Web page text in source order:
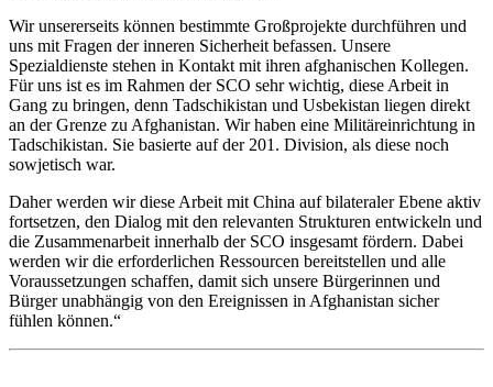
Wir unsererseits können bestimmte Großprojekte durchführen und
uns mit Fragen der inneren Sicherheit befassen. Unsere
Spezialdienste stehen in Kontakt mit ihren afghanischen Kollegen.
Für uns ist es im Rahmen der SCO sehr wichtig, diese Arbeit in
Gang zu bringen, denn Tadschikistan und Usbekistan liegen direkt
an der Grenze zu Afghanistan. Wir haben eine Militäreinrichtung in
Tadschikistan. Sie basierte auf der 201. Division, als diese noch
sowjetisch war.
Daher werden wir diese Arbeit mit China auf bilateraler Ebene aktiv
fortsetzen, den Dialog mit den relevanten Strukturen entwickeln und
die Zusammenarbeit innerhalb der SCO insgesamt fördern. Dabei
werden wir die erforderlichen Ressourcen bereitstellen und alle
Voraussetzungen schaffen, damit sich unsere Bürgerinnen und
Bürger unabhängig von den Ereignissen in Afghanistan sicher
fühlen können.“